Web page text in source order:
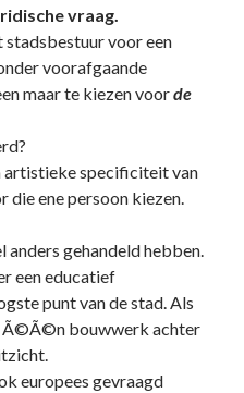
vraag.
stadsbestuur voor een
voorafgaande
maar te kiezen voorde
artistieke specificiteit van
die ene persoon kiezen.
anders gehandeld hebben.
een educatief
punt van de stad. Als
Ã©Ã©n bouwwerk achter
europees gevraagd